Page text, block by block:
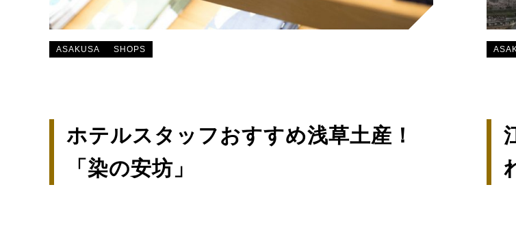
ASAKUSA SHOPS
ホテルスタッフおすすめ浅草土産！
「染の安坊」